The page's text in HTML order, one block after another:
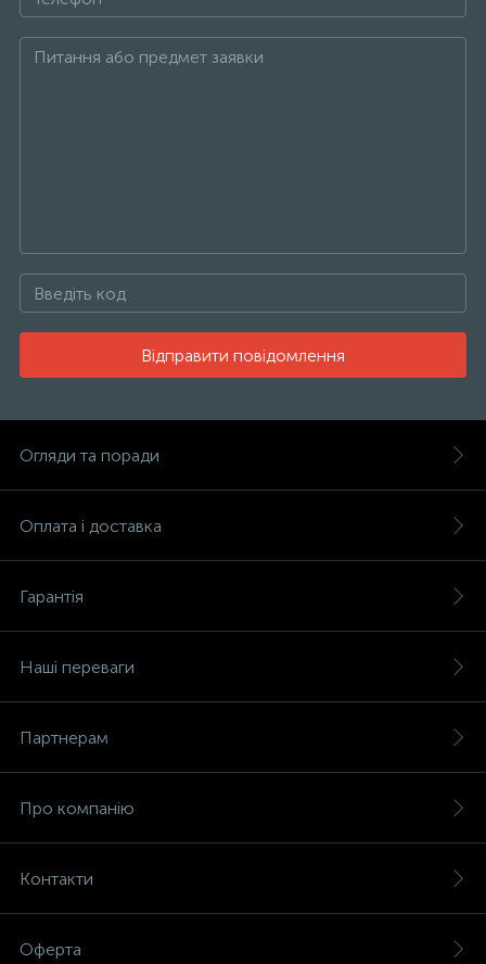
Відправити повідомлення
Огляди та поради
Оплата і доставка
Гарантія
Наші переваги
Партнерам
Про компанію
Контакти
Оферта